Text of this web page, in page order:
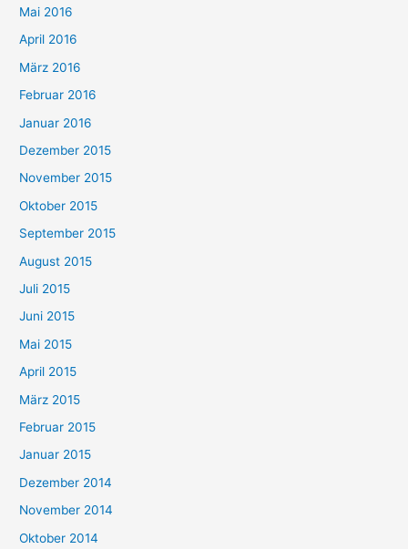
Mai 2016
April 2016
März 2016
Februar 2016
Januar 2016
Dezember 2015
November 2015
Oktober 2015
September 2015
August 2015
Juli 2015
Juni 2015
Mai 2015
April 2015
März 2015
Februar 2015
Januar 2015
Dezember 2014
November 2014
Oktober 2014